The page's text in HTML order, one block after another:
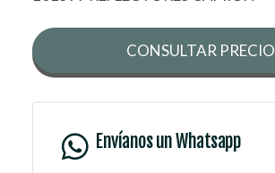
CONSULTAR PRECIO
Envíanos un Whatsapp